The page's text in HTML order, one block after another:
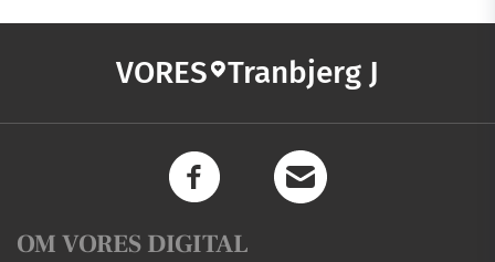
VORES Tranbjerg J
OM VORES DIGITAL